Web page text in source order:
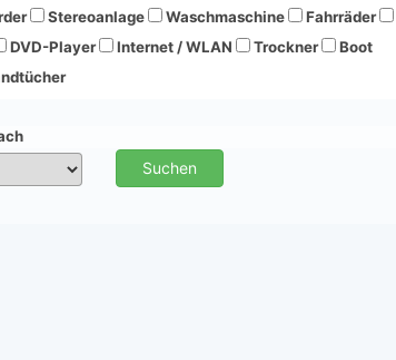
Stereoanlage Waschmaschine Fahrräder
DVD-Player Internet / WLAN Trockner
Boot
Suchen